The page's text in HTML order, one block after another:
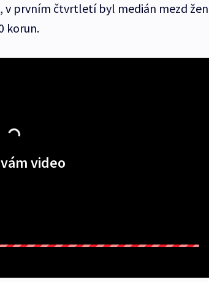
v prvním čtvrtletí byl medián mezd žen
korun.
video